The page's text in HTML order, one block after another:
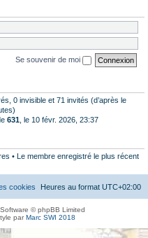
Se souvenir de moi
0 invisible et 71 invités (d’après le
631 , le 10 févr. 2026, 23:37
• Le membre enregistré le plus récent
Heures au format UTC+02:00
cookies
© phpBB Limited
parMarc SWI 2018